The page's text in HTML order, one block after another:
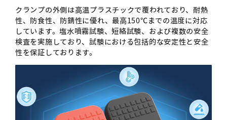
クランプの外側は高温プラスチックで覆われており、耐熱
性、防食性、防錆性に優れ、最高150℃までの温度に対応
しています。塩水噴霧試験、短絡試験、および複数の安全
検査を実施しており、試験における包括的な安定性と安全
性を保証しております。